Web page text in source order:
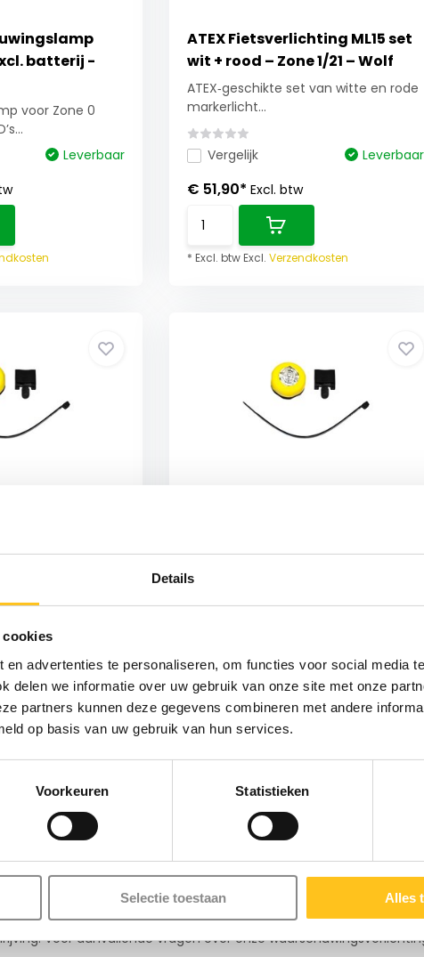
Details
cookies
advertenties te personaliseren, om functies voor social media
delen we informatie over uw gebruik van onze site met onze
partners kunnen deze gegevens combineren met andere
op basis van uw gebruik van hun services.
Voorkeuren Statistieken
Selectie toestaan Alles
batterij -
voor Zone 0
Leverbaar
ATEX Fietsverlichting ML15 set
wit + rood – Zone 1/21 – Wolf
ATEX‑geschikte set van witte en rode
markerlicht...
Vergelijk Leverbaar
€ 51,90* Excl. btw
* Excl. btw Excl. Verzendkosten
1/21 -
met
Compacte ATEX markeerlight met
* Excl. btw Excl.
is essentieel voor een veilige werkomgeving in installaties
biedt een compleet assortiment ATEX‑gecertificeerde
1, Zone 2, Zone 21 en Zone 22. Deze verlichting is ontworpen om
inspecties en operationele processen. De producten in
in zware industriële omstandigheden. Indien een lamp
Voor aanvullende vragen over onze